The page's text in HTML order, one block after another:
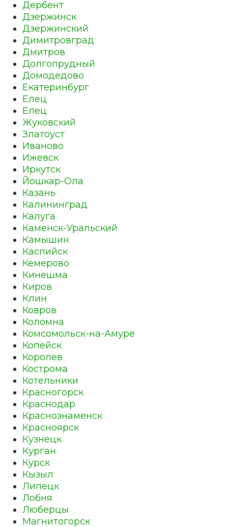
Дербент
Дзержинск
Дзержинский
Димитровград
Дмитров
Долгопрудный
Домодедово
Екатеринбург
Елец
Елец
Жуковский
Златоуст
Иваново
Ижевск
Иркутск
Йошкар-Ола
Казань
Калининград
Калуга
Каменск-Уральский
Камышин
Каспийск
Кемерово
Кинешма
Киров
Клин
Ковров
Коломна
Комсомольск-на-Амуре
Копейск
Королёв
Кострома
Котельники
Красногорск
Краснодар
Краснознаменск
Красноярск
Кузнецк
Курган
Курск
Кызыл
Липецк
Лобня
Люберцы
Магнитогорск